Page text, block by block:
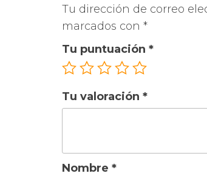
Tu dirección de correo
marcados con *
Tu puntuación *
Tu valoración *
Nombre *